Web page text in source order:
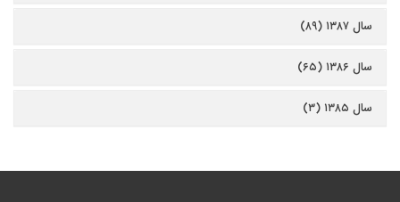
سال ۱۳۸۷ (۸۹)
سال ۱۳۸۶ (۶۵)
سال ۱۳۸۵ (۳)